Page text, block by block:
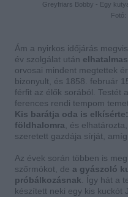
Greyfriars Bobby - Egy
Ám a nyirkos időjárás
év szolgálat után
orvosai mindent megtettek
bizonyult, és 1858. február
férfit az élők sorából. Testét
ferences rendi tempom
Kis barátja oda is
földhalomra, és
szeretett gazdája sírját,
Az évek során többen is
szőrmókot, de a gyászoló
próbálkozásnak. Így hát a
készített neki egy kis kuckót